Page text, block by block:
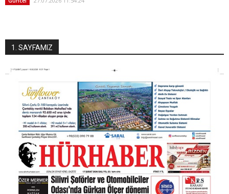
1. SAYFAMIZ